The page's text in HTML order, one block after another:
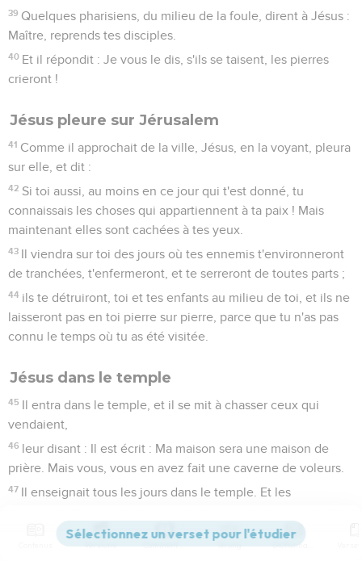
39 Quelques pharisiens, du milieu de la foule, dirent à Jésus :
Maître, reprends tes disciples.
40 Et il répondit : Je vous le dis, s'ils se taisent, les pierres
crieront !
Jésus pleure sur Jérusalem
41 Comme il approchait de la ville, Jésus, en la voyant, pleura
sur elle, et dit :
42 Si toi aussi, au moins en ce jour qui t'est donné, tu
connaissais les choses qui appartiennent à ta paix ! Mais
maintenant elles sont cachées à tes yeux.
43 Il viendra sur toi des jours où tes ennemis t'environneront
de tranchées, t'enfermeront, et te serreront de toutes parts ;
44 ils te détruiront, toi et tes enfants au milieu de toi, et ils ne
laisseront pas en toi pierre sur pierre, parce que tu n'as pas
connu le temps où tu as été visitée.
Jésus dans le temple
45 Il entra dans le temple, et il se mit à chasser ceux qui
vendaient,
46 leur disant : Il est écrit : Ma maison sera une maison de
prière. Mais vous, vous en avez fait une caverne de voleurs.
47 Il enseignait tous les jours dans le temple. Et les
peuple cherchaient à le faire périr ;
Versions Commentaires Strong